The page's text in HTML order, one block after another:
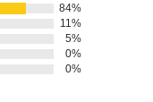
84%
11%
5%
0%
0%